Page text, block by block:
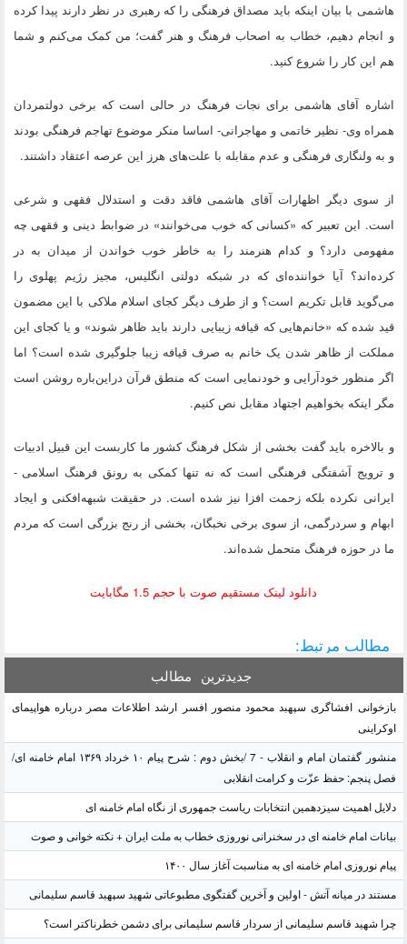
هاشمی با بیان اینکه باید مصداق فرهنگی را که رهبری در نظر دارند پیدا کرده
و انجام دهیم، خطاب به اصحاب فرهنگ و هنر گفت؛ من کمک می‌کنم و شما
هم این کار را شروع کنید.
اشاره آقای هاشمی برای نجات فرهنگ در حالی است که برخی دولتمردان
همراه وی- نظیر خاتمی و مهاجرانی- اساسا منکر موضوع تهاجم فرهنگی بودند
و به ولنگاری فرهنگی و عدم مقابله با علت‌های هرز این عرصه اعتقاد داشتند.
از سوی دیگر اظهارات آقای هاشمی فاقد دقت و استدلال فقهی و شرعی
است. این تعبیر که «کسانی که خوب می‌خوانند» در ضوابط دینی و فقهی چه
مفهومی دارد؟ و کدام هنرمند را به خاطر خوب خواندن از میدان به در
کرده‌اند؟ آیا خواننده‌ای که در شبکه دولتی انگلیس، مجیز رژیم پهلوی را
می‌گوید قابل تکریم است؟ و از طرف دیگر کجای اسلام ملاکی با این مضمون
قید شده که «خانم‌هایی که قیافه زیبایی دارند باید ظاهر شوند» و یا کجای این
مملکت از ظاهر شدن یک خانم به صرف قیافه زیبا جلوگیری شده است؟ اما
اگر منظور خودآرایی و خودنمایی است که منطق قرآن دراین‌باره روشن است
مگر اینکه بخواهیم اجتهاد مقابل نص کنیم.
و بالاخره باید گفت بخشی از شکل فرهنگ کشور ما کاربست این قبیل ادبیات
و ترویج آشفتگی فرهنگی است که نه تنها کمکی به رونق فرهنگ اسلامی -
ایرانی نکرده بلکه زحمت‌ افزا نیز شده است. در حقیقت شبهه‌افکنی و ایجاد
ابهام و سردرگمی، از سوی برخی نخبگان، بخشی از رنج بزرگی است که مردم
ما در حوزه فرهنگ متحمل شده‌اند.
دانلود لینک مستقیم صوت با حجم 1.5 مگابایت
مطالب مرتبط:
جدیدترین مطالب
بازخوانی افشاگری سپهبد محمود منصور افسر ارشد اطلاعات مصر درباره هواپیمای
اوکراینی
منشور گفتمان امام و انقلاب - 7 /بخش دوم : شرح پیام ۱۰ خرداد ۱۳۶۹ امام خامنه ای/
فصل پنجم: حفظ عزّت و کرامت انقلابی
دلایل اهمیت سیزدهمین انتخابات ریاست جمهوری از نگاه امام خامنه ای
بیانات امام خامنه ای در سخنرانی نوروزی خطاب به ملت ایران + نکته خوانی و صوت
پیام نوروزی امام خامنه ای به مناسبت آغاز سال ۱۴۰۰
مستند در میانه آتش - اولین و آخرین گفتگوی مطبوعاتی شهید سپهبد قاسم سلیمانی
چرا شهید قاسم سلیمانی از سردار قاسم سلیمانی برای دشمن خطرناکتر است؟